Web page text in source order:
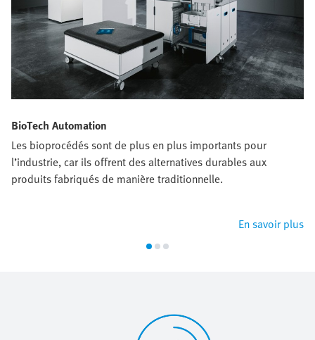
BioTech Automation
Les bioprocédés sont de plus en plus importants pour
l’industrie, car ils offrent des alternatives durables aux
produits fabriqués de manière traditionnelle.
En savoir plus